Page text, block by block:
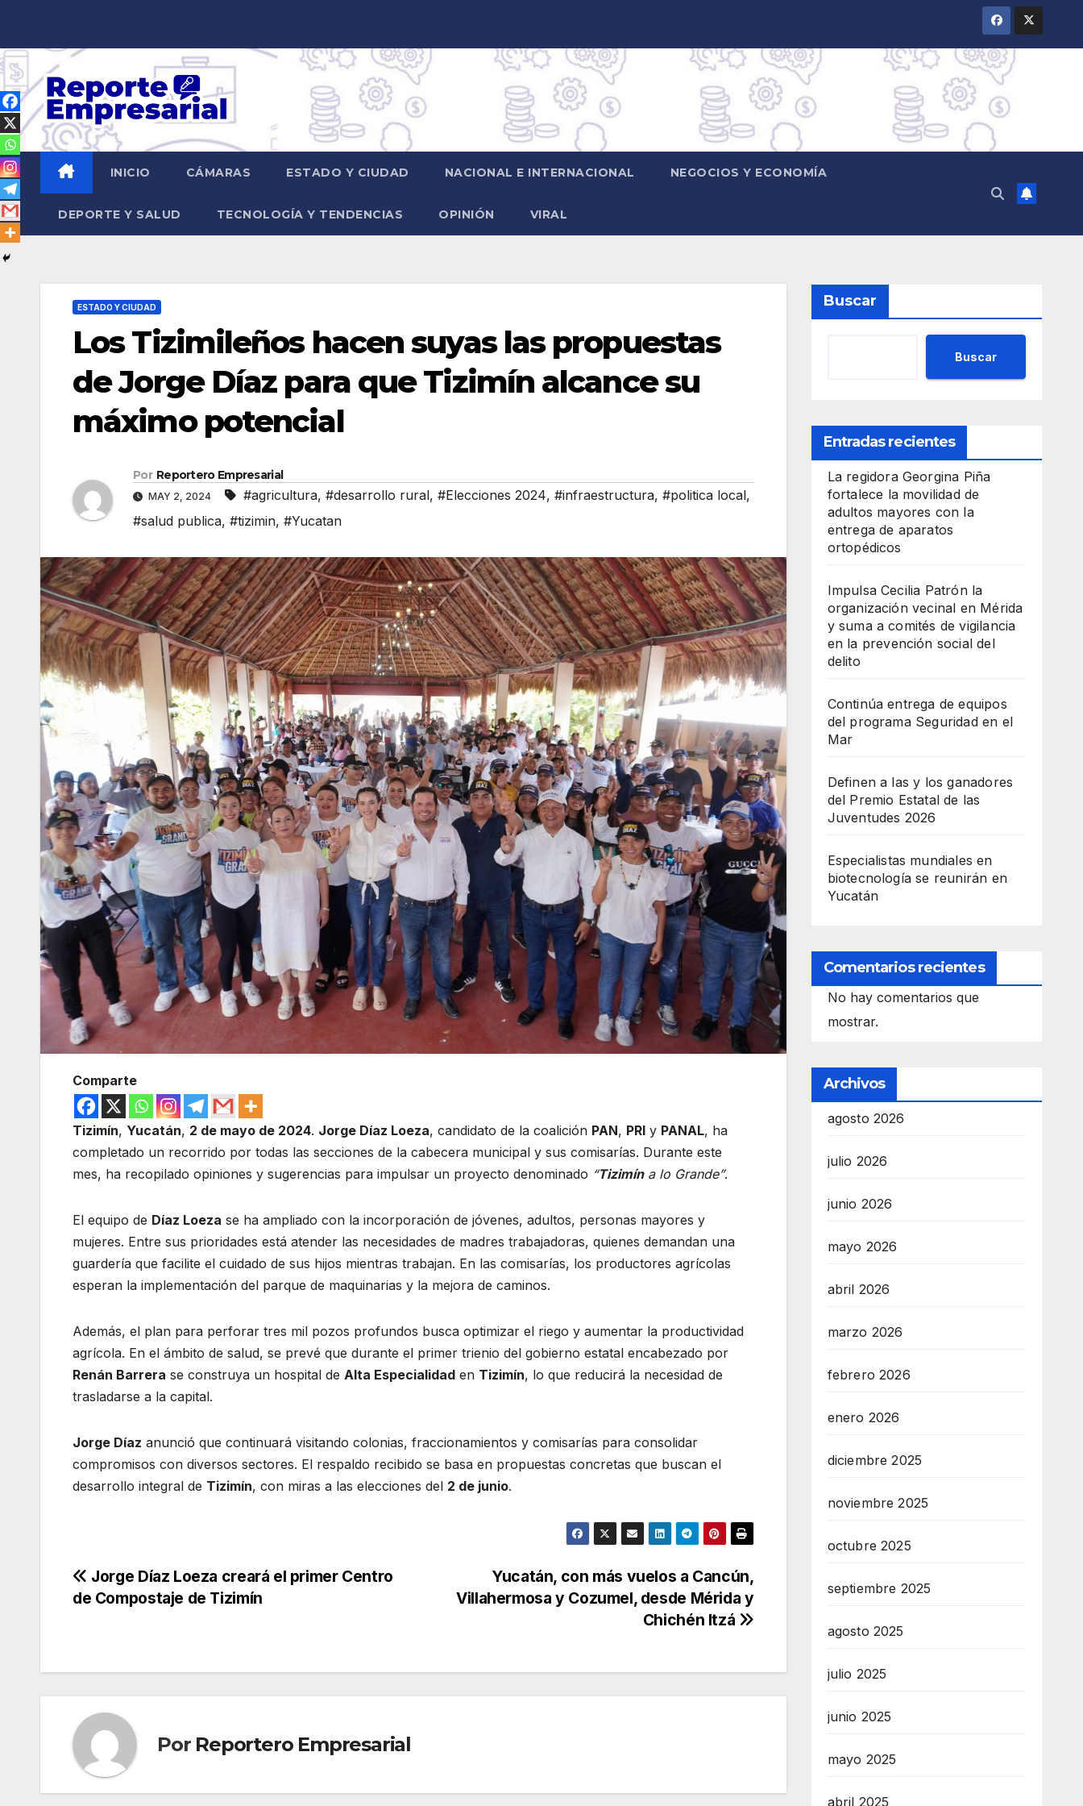
contenido
INICIO CÁMARAS ESTADO Y CIUDAD NACIONAL E INTERNACIONAL NEGOCIOS Y ECONOMÍA
DEPORTE Y SALUD TECNOLOGÍA Y TENDENCIAS OPINIÓN VIRAL
ESTADO Y CIUDAD
Los Tizimileños hacen suyas las propuestas
de Jorge Díaz para que Tizimín alcance su
máximo potencial
Por Reportero Empresarial
MAY 2, 2024 #agricultura, #desarrollo rural, #Elecciones 2024, #infraestructura, #politica local,
#salud publica, #tizimin, #Yucatan
Comparte
Tizimín, Yucatán, 2 de mayo de 2024. Jorge Díaz Loeza, candidato de la coalición PAN, PRI y PANAL, ha
completado un recorrido por todas las secciones de la cabecera municipal y sus comisarías. Durante este
mes, ha recopilado opiniones y sugerencias para impulsar un proyecto denominado “Tizimína lo Grande”.
El equipo de Díaz Loeza se ha ampliado con la incorporación de jóvenes, adultos, personas mayores y
mujeres. Entre sus prioridades está atender las necesidades de madres trabajadoras, quienes demandan una
guardería que facilite el cuidado de sus hijos mientras trabajan. En las comisarías, los productores agrícolas
esperan la implementación del parque de maquinarias y la mejora de caminos.
Además, el plan para perforar tres mil pozos profundos busca optimizar el riego y aumentar la productividad
agrícola. En el ámbito de salud, se prevé que durante el primer trienio del gobierno estatal encabezado por
Renán Barrera se construya un hospital de Alta Especialidad en Tizimín, lo que reducirá la necesidad de
trasladarse a la capital.
Jorge Díaz anunció que continuará visitando colonias, fraccionamientos y comisarías para consolidar
compromisos con diversos sectores. El respaldo recibido se basa en propuestas concretas que buscan el
desarrollo integral de Tizimín, con miras a las elecciones del 2 de junio.
Navegación
Yucatán, con más vuelos a Cancún,
Villahermosa y Cozumel, desde Mérida y
Chichén Itzá
Jorge Díaz Loeza creará el primer Centro
de Compostaje de Tizimín
Por Reportero Empresarial
Buscar
Buscar
Entradas recientes
La regidora Georgina Piña
fortalece la movilidad de
adultos mayores con la
entrega de aparatos
ortopédicos
Impulsa Cecilia Patrón la
organización vecinal en Mérida
y suma a comités de vigilancia
en la prevención social del
delito
Continúa entrega de equipos
del programa Seguridad en el
Mar
Definen a las y los ganadores
del Premio Estatal de las
Juventudes 2026
Especialistas mundiales en
biotecnología se reunirán en
Yucatán
Comentarios recientes
No hay comentarios que
mostrar.
Archivos
agosto 2026
julio 2026
junio 2026
mayo 2026
abril 2026
marzo 2026
febrero 2026
enero 2026
diciembre 2025
noviembre 2025
octubre 2025
septiembre 2025
agosto 2025
julio 2025
junio 2025
mayo 2025
abril 2025